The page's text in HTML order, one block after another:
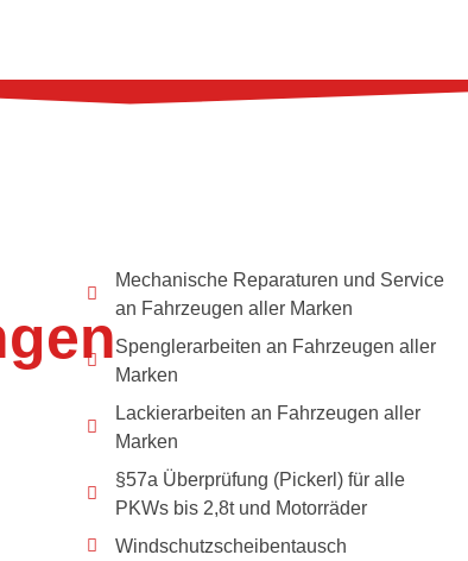
Mechanische Reparaturen und Service
an Fahrzeugen aller Marken
Spenglerarbeiten an Fahrzeugen aller
Marken
Lackierarbeiten an Fahrzeugen aller
Marken
§57a Überprüfung (Pickerl) für alle
PKWs bis 2,8t und Motorräder
Windschutzscheibentausch